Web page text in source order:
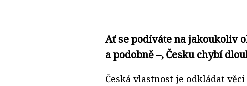
Ať se podíváte na jakoukoliv
a podobně –, Česku chybí
Česká vlastnost je odkládat